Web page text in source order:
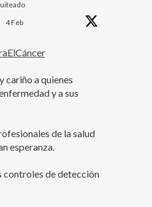
4 Feb
cariño a quienes
y a sus
de la salud
esperanza.
controles de detección